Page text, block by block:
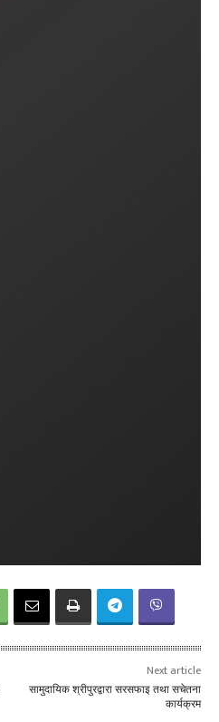
Next article
सामुदायिक श्रीपुरद्वारा सरसफाइ तथा सचेतना
कार्यक्रम